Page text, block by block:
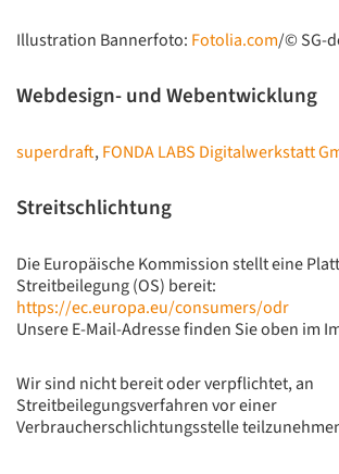
Illustration Bannerfoto: Fotolia.com/© SG-
Webdesign- und Webentwicklung
superdraft,FONDA LABS Digitalwerkstatt
Streitschlichtung
Die Europäische Kommission stellt eine
Streitbeilegung (OS) bereit:
https://ec.europa.eu/consumers/odr
Unsere E-Mail-Adresse finden Sie oben im
Wir sind nicht bereit oder verpflichtet, an
Streitbeilegungsverfahren vor einer
Verbraucherschlichtungsstelle